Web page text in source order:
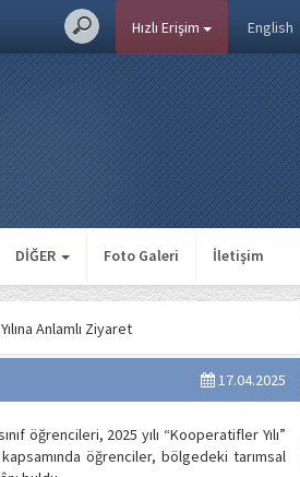
English
Hızlı Erişim
DİĞER Foto Galeri İletişim
Anlamlı Ziyaret
17.04.2025
öğrencileri, 2025 yılı “Kooperatifler Yılı”
öğrenciler, bölgedeki tarımsal